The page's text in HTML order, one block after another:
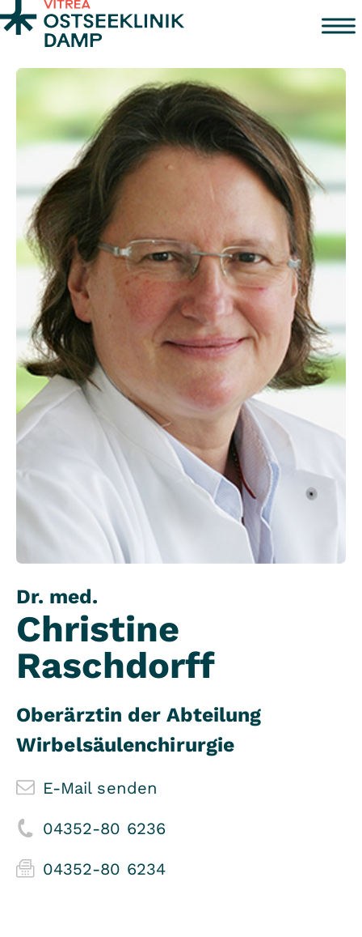
Zum Inhalt springen
Dr. med.
Christine
Raschdorff
Oberärztin der Abteilung
Wirbelsäulenchirurgie
E-Mail senden
04352-80 6236
04352-80 6234